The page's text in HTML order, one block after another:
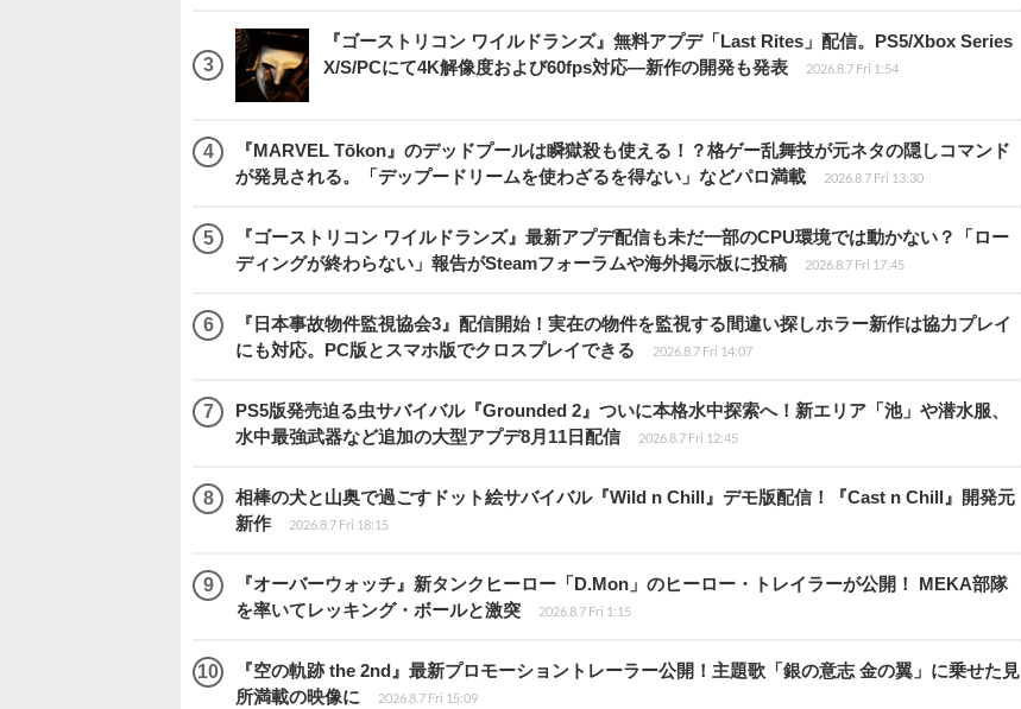
『ゴーストリコン ワイルドランズ』無料アプデ「Last Rites」配信。PS5/Xbox Series
X/S/PCにて4K解像度および60fps対応―新作の開発も発表
2026.8.7 Fri 1:54
『MARVEL Tōkon』のデッドプールは瞬獄殺も使える！？格ゲー乱舞技が元ネタの隠しコマンド
が発見される。「デップードリームを使わざるを得ない」などパロ満載
2026.8.7 Fri 13:30
『ゴーストリコン ワイルドランズ』最新アプデ配信も未だ一部のCPU環境では動かない？「ロー
ディングが終わらない」報告がSteamフォーラムや海外掲示板に投稿
2026.8.7 Fri 17:45
『日本事故物件監視協会3』配信開始！実在の物件を監視する間違い探しホラー新作は協力プレイ
にも対応。PC版とスマホ版でクロスプレイできる
2026.8.7 Fri 14:07
PS5版発売迫る虫サバイバル『Grounded 2』ついに本格水中探索へ！新エリア「池」や潜水服、
水中最強武器など追加の大型アプデ8月11日配信
2026.8.7 Fri 12:45
相棒の犬と山奥で過ごすドット絵サバイバル『Wild n Chill』デモ版配信！『Cast n Chill』開発元
新作
2026.8.7 Fri 18:15
『オーバーウォッチ』新タンクヒーロー「D.Mon」のヒーロー・トレイラーが公開！ MEKA部隊
を率いてレッキング・ボールと激突
2026.8.7 Fri 1:15
『空の軌跡 the 2nd』最新プロモーショントレーラー公開！主題歌「銀の意志 金の翼」に乗せた見
所満載の映像に
2026.8.7 Fri 15:09